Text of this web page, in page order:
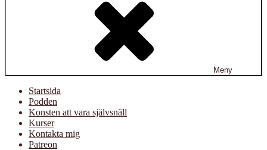
Meny
Startsida
Podden
Konsten att vara självsnäll
Kurser
Kontakta mig
Patreon